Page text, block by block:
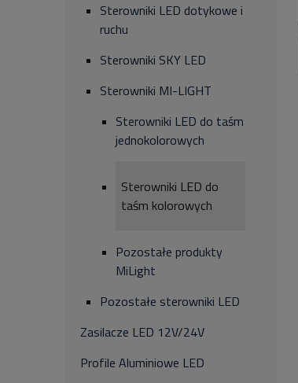
Sterowniki LED dotykowe i
ruchu
Sterowniki SKY LED
Sterowniki MI-LIGHT
Sterowniki LED do taśm
jednokolorowych
Sterowniki LED do
taśm kolorowych
Pozostałe produkty
MiLight
Pozostałe sterowniki LED
Zasilacze LED 12V/24V
Profile Aluminiowe LED